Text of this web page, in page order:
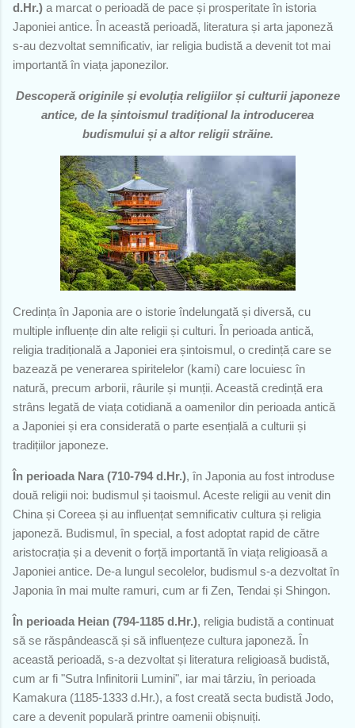
d.Hr.) a marcat o perioadă de pace și prosperitate în istoria
Japoniei antice. În această perioadă, literatura și arta japoneză
s-au dezvoltat semnificativ, iar religia budistă a devenit tot mai
importantă în viața japonezilor.
Descoperă originile și evoluția religiilor și culturii japoneze
antice, de la șintoismul tradițional la introducerea
budismului și a altor religii străine.
Credința în Japonia are o istorie îndelungată și diversă, cu
multiple influențe din alte religii și culturi. În perioada antică,
religia tradițională a Japoniei era șintoismul, o credință care se
bazează pe venerarea spiritelelor (kami) care locuiesc în
natură, precum arborii, râurile și munții. Această credință era
strâns legată de viața cotidiană a oamenilor din perioada antică
a Japoniei și era considerată o parte esențială a culturii și
tradițiilor japoneze.
În perioada Nara (710-794 d.Hr.), în Japonia au fost introduse
două religii noi: budismul și taoismul. Aceste religii au venit din
China și Coreea și au influențat semnificativ cultura și religia
japoneză. Budismul, în special, a fost adoptat rapid de către
aristocrația și a devenit o forță importantă în viața religioasă a
Japoniei antice. De-a lungul secolelor, budismul s-a dezvoltat în
Japonia în mai multe ramuri, cum ar fi Zen, Tendai și Shingon.
În perioada Heian (794-1185 d.Hr.), religia budistă a continuat
să se răspândească și să influențeze cultura japoneză. În
această perioadă, s-a dezvoltat și literatura religioasă budistă,
cum ar fi "Sutra Infinitorii Lumini", iar mai târziu, în perioada
Kamakura (1185-1333 d.Hr.), a fost creată secta budistă Jodo,
care a devenit populară printre oamenii obișnuiți.